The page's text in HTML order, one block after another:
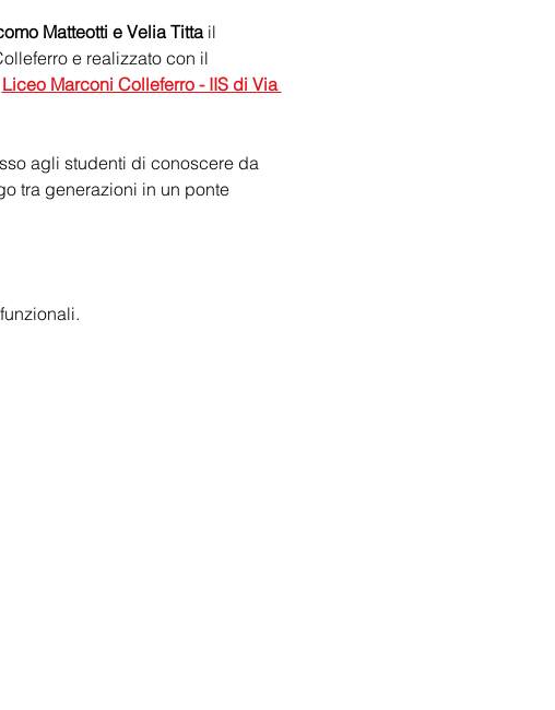
Matteotti e Velia Titta il
e realizzato con il
Liceo Marconi Colleferro - IIS di Via
agli studenti di conoscere da
tra generazioni in un ponte